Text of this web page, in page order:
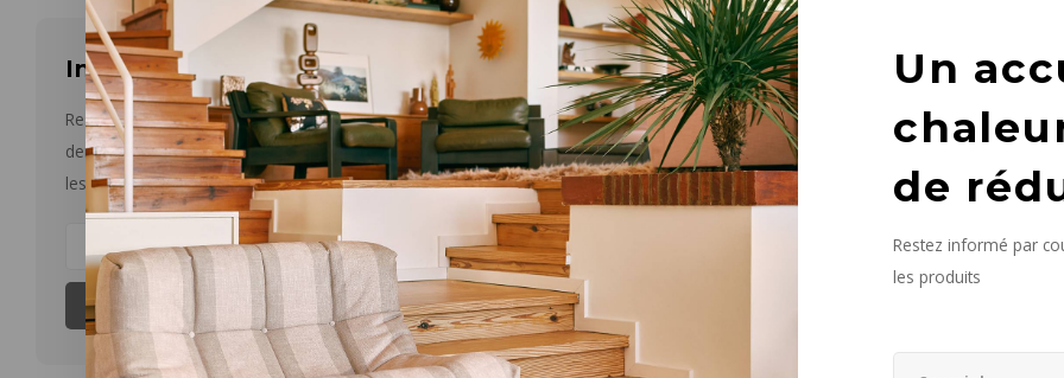
Un
de
Restez informé par
les produits
Infolettre
Restez informé par courriel des
dernières nouvelles et des offres sur
les produits
S'abonner
Dunbar canapé
verschillende afmetingen
€2.249,00
Les plus vus